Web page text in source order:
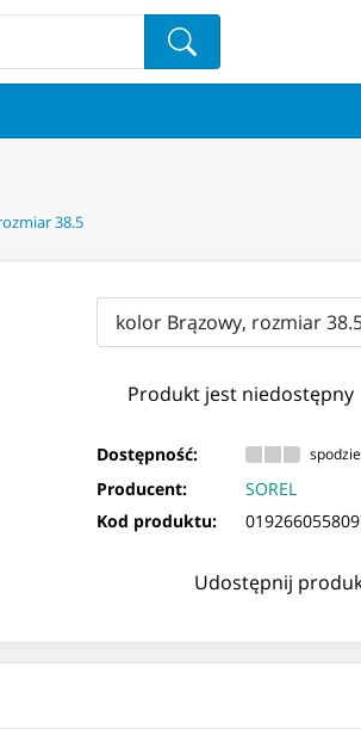
38.5
kolor Brązowy, rozmiar
Produkt jest niedostępny
Dostępność:
Producent:
SOREL
Kod produktu:
Udostępnij